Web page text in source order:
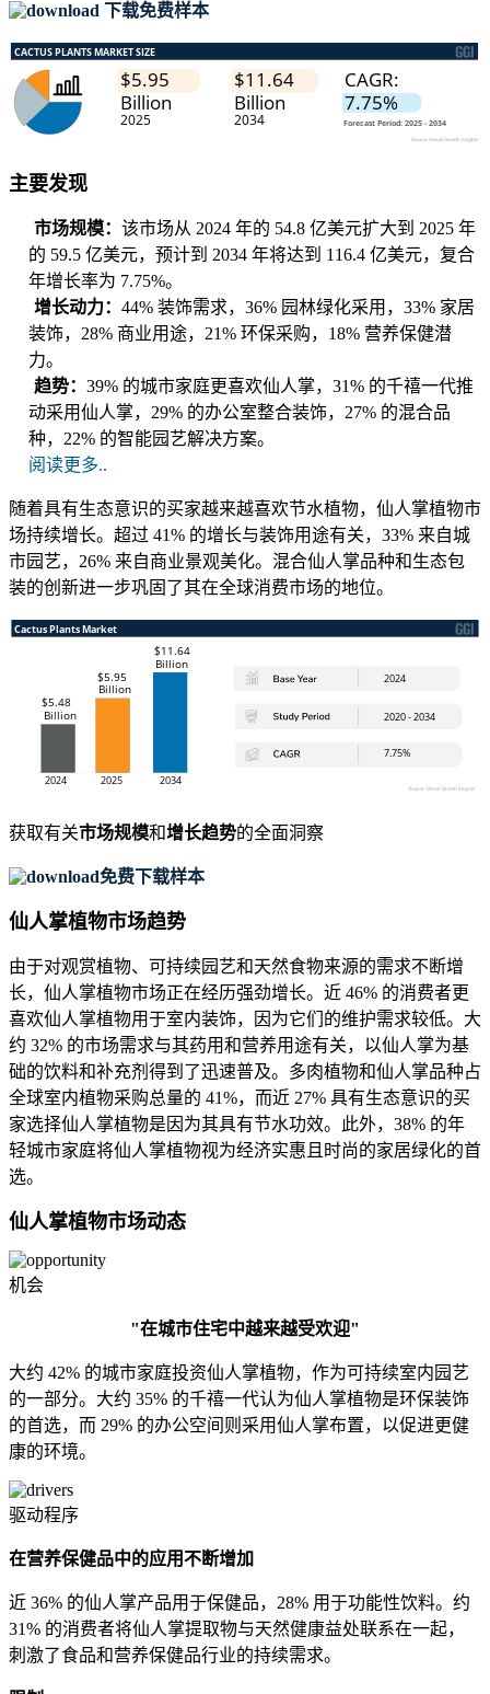
下载免费样本
主要发现
市场规模： 该市场从 2024 年的 54.8 亿美元扩大到 2025 年
的 59.5 亿美元，预计到 2034 年将达到 116.4 亿美元，复合
年增长率为 7.75%。
增长动力： 44% 装饰需求，36% 园林绿化采用，33% 家居
装饰，28% 商业用途，21% 环保采购，18% 营养保健潜
力。
趋势： 39% 的城市家庭更喜欢仙人掌，31% 的千禧一代推
动采用仙人掌，29% 的办公室整合装饰，27% 的混合品
种，22% 的智能园艺解决方案。
阅读更多..
随着具有生态意识的买家越来越喜欢节水植物，仙人掌植物市
场持续增长。超过 41% 的增长与装饰用途有关，33% 来自城
市园艺，26% 来自商业景观美化。混合仙人掌品种和生态包
装的创新进一步巩固了其在全球消费市场的地位。
获取有关市场规模和增长趋势的全面洞察
免费下载样本
仙人掌植物市场趋势
由于对观赏植物、可持续园艺和天然食物来源的需求不断增
长，仙人掌植物市场正在经历强劲增长。近 46% 的消费者更
喜欢仙人掌植物用于室内装饰，因为它们的维护需求较低。大
约 32% 的市场需求与其药用和营养用途有关，以仙人掌为基
础的饮料和补充剂得到了迅速普及。多肉植物和仙人掌品种占
全球室内植物采购总量的 41%，而近 27% 具有生态意识的买
家选择仙人掌植物是因为其具有节水功效。此外，38% 的年
轻城市家庭将仙人掌植物视为经济实惠且时尚的家居绿化的首
选。
仙人掌植物市场动态
机会
"在城市住宅中越来越受欢迎"
大约 42% 的城市家庭投资仙人掌植物，作为可持续室内园艺
的一部分。大约 35% 的千禧一代认为仙人掌植物是环保装饰
的首选，而 29% 的办公空间则采用仙人掌布置，以促进更健
康的环境。
驱动程序
在营养保健品中的应用不断增加
近 36% 的仙人掌产品用于保健品，28% 用于功能性饮料。约
31% 的消费者将仙人掌提取物与天然健康益处联系在一起，
刺激了食品和营养保健品行业的持续需求。